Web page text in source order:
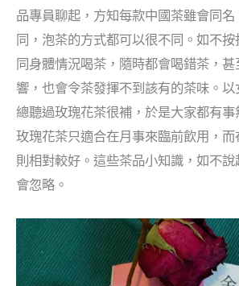
品專員聊起，方知每款中國茶雖會同
同，泡茶的方式都可以很不同。如不
同身體情況喝茶，隨時都會喝錯茶，
響，也會令茶發揮不到該有的茶味。
總聽過玫瑰花茶很補，於是大家都有
玫瑰花茶只適合在月事來臨前飲用，
則相對較好。這些茶品小知識，如不
會忽略。